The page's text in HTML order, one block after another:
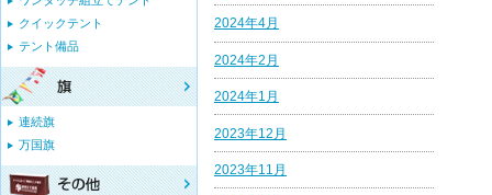
2024年4月
2024年2月
2024年1月
2023年12月
2023年11月
クイックテント
テント備品
連続旗
万国旗